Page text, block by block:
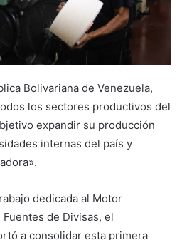
Bolivariana de Venezuela,
los sectores productivos del
expandir su producción
internas del país y
dedicada al Motor
de Divisas, el
a consolidar esta primera